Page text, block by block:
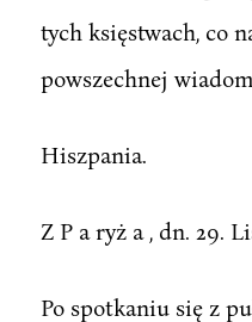
tych księstwach, co
powszechnej
Hiszpania.
Z P a ryż a , dn. 29.
Po spotkaniu się z